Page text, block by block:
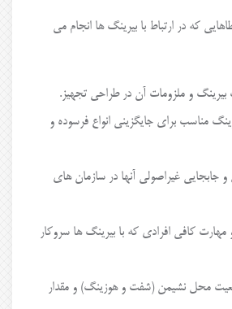
که در ارتباط با بیرینگ ها انجام می
بیرینگ و ملزومات آن در طراحی تجهیز.
مناسب برای جایگزینی انواع فرسوده و
و جابجایی غیراصولی آنها در سازمان های
کافی افرادی که با بیرینگ ها سروکار
محل نشیمن (شفت و هوزینگ) و مقدار